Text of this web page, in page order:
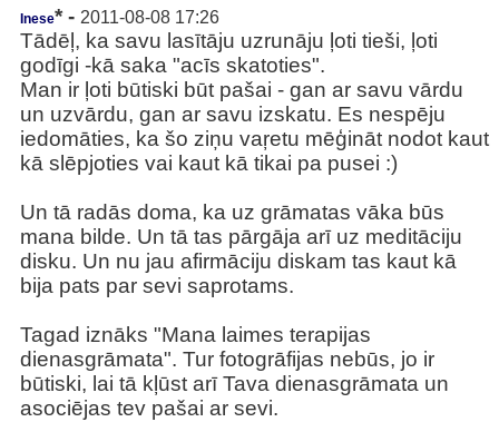
Inese* - 2011-08-08 17:26
Tādēļ, ka savu lasītāju uzrunāju ļoti tieši, ļoti
godīgi -kā saka "acīs skatoties".
Man ir ļoti būtiski būt pašai - gan ar savu vārdu
un uzvārdu, gan ar savu izskatu. Es nespēju
iedomāties, ka šo ziņu vaŗetu mēģināt nodot kaut
kā slēpjoties vai kaut kā tikai pa pusei :)
Un tā radās doma, ka uz grāmatas vāka būs
mana bilde. Un tā tas pārgāja arī uz meditāciju
disku. Un nu jau afirmāciju diskam tas kaut kā
bija pats par sevi saprotams.
Tagad iznāks "Mana laimes terapijas
dienasgrāmata". Tur fotogrāfijas nebūs, jo ir
būtiski, lai tā kļūst arī Tava dienasgrāmata un
asociējas tev pašai ar sevi.